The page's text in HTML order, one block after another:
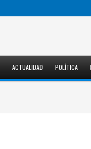
ACTUALIDAD POLÍTICA